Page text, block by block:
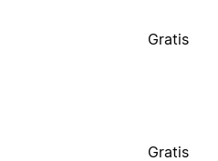
Gratis
Gratis